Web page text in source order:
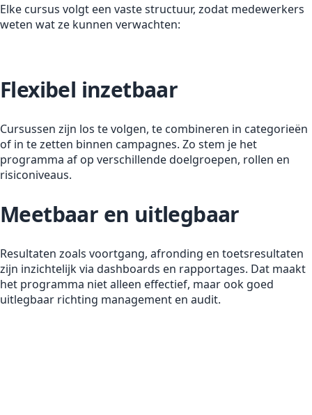
Elke cursus volgt een vaste structuur, zodat medewerkers
weten wat ze kunnen verwachten:
Flexibel inzetbaar
Cursussen zijn los te volgen, te combineren in categorieën
of in te zetten binnen campagnes. Zo stem je het
programma af op verschillende doelgroepen, rollen en
risiconiveaus.
Meetbaar en uitlegbaar
Resultaten zoals voortgang, afronding en toetsresultaten
zijn inzichtelijk via dashboards en rapportages. Dat maakt
het programma niet alleen effectief, maar ook goed
uitlegbaar richting management en audit.